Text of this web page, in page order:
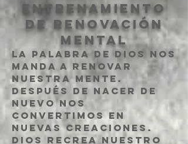
Entrenamiento
de renovación
mental
La Palabra de Dios nos
manda a renovar
nuestra mente.
Después de nacer de
nuevo nos
convertimos en
nuevas creaciones.
Dios recrea nuestro